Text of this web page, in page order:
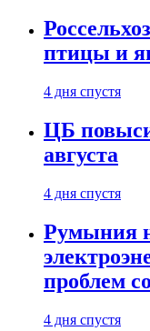
птицы и
4 дня спустя
ЦБ
августа
4 дня спустя
Румыния
проблем
4 дня спустя